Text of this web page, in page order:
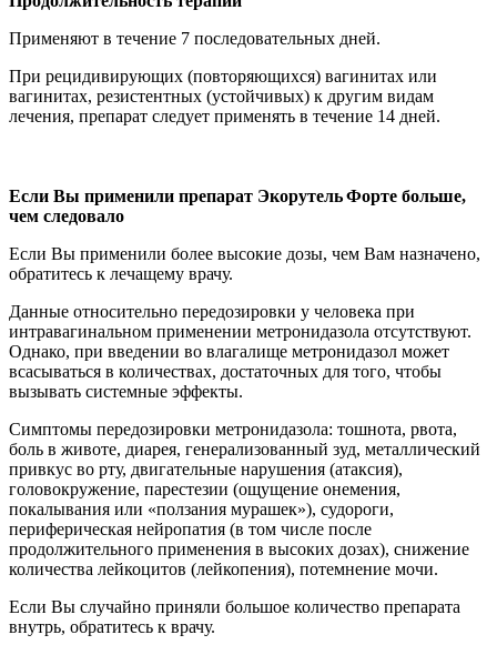
Применяют в течение 7 последовательных дней.
При рецидивирующих (повторяющихся) вагинитах или
вагинитах, резистентных (устойчивых) к другим видам
лечения, препарат следует применять в течение 14 дней.
Если Вы применили препарат ЭкорутельФорте больше,
чем следовало
Если Вы применили более высокие дозы, чем Вам назначено,
обратитесь к лечащему врачу.
Данные относительно передозировки у человека при
интравагинальном применении метронидазола отсутствуют.
Однако, при введении во влагалище метронидазол может
всасываться в количествах, достаточных для того, чтобы
вызывать системные эффекты.
Симптомы передозировки метронидазола: тошнота, рвота,
боль в животе, диарея, генерализованный зуд, металлический
привкус во рту, двигательные нарушения (атаксия),
головокружение, парестезии (ощущение онемения,
покалывания или «ползания мурашек»), судороги,
периферическая нейропатия (в том числе после
продолжительного применения в высоких дозах), снижение
количества лейкоцитов (лейкопения), потемнение мочи.
Если Вы случайно приняли большое количество препарата
внутрь, обратитесь к врачу.